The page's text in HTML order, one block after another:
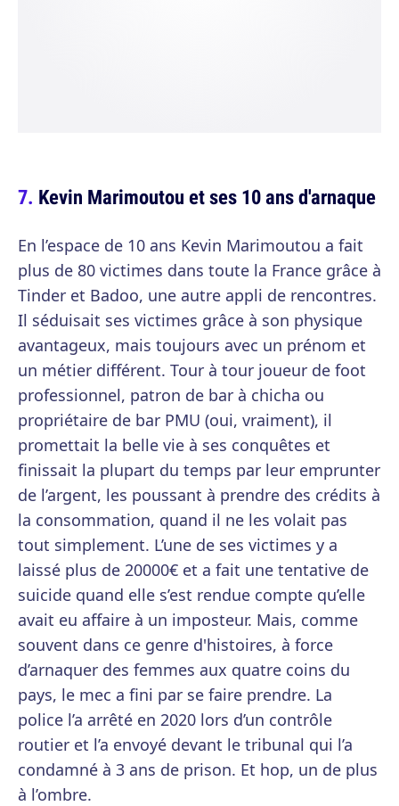
Kevin Marimoutou et ses 10 ans d'arnaque
En l’espace de 10 ans Kevin Marimoutou a fait
plus de 80 victimes dans toute la France grâce à
Tinder et Badoo, une autre appli de rencontres.
Il séduisait ses victimes grâce à son physique
avantageux, mais toujours avec un prénom et
un métier différent. Tour à tour joueur de foot
professionnel, patron de bar à chicha ou
propriétaire de bar PMU (oui, vraiment), il
promettait la belle vie à ses conquêtes et
finissait la plupart du temps par leur emprunter
de l’argent, les poussant à prendre des crédits à
la consommation, quand il ne les volait pas
tout simplement. L’une de ses victimes y a
laissé plus de 20000€ et a fait une tentative de
suicide quand elle s’est rendue compte qu’elle
avait eu affaire à un imposteur. Mais, comme
souvent dans ce genre d'histoires, à force
d’arnaquer des femmes aux quatre coins du
pays, le mec a fini par se faire prendre. La
police l’a arrêté en 2020 lors d’un contrôle
routier et l’a envoyé devant le tribunal qui l’a
condamné à 3 ans de prison. Et hop, un de plus
à l’ombre.